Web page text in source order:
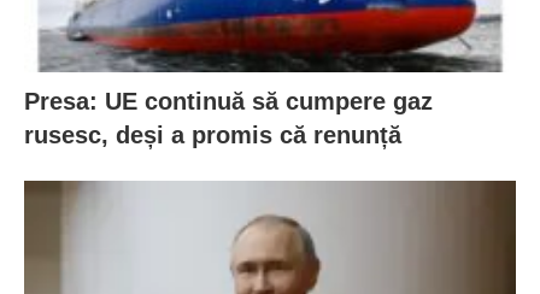
Presa: UE continuă să cumpere gaz
rusesc, deși a promis că renunță